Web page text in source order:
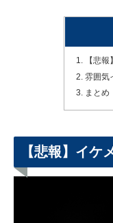
【悲
雰囲気
まとめ
【悲報】イケ